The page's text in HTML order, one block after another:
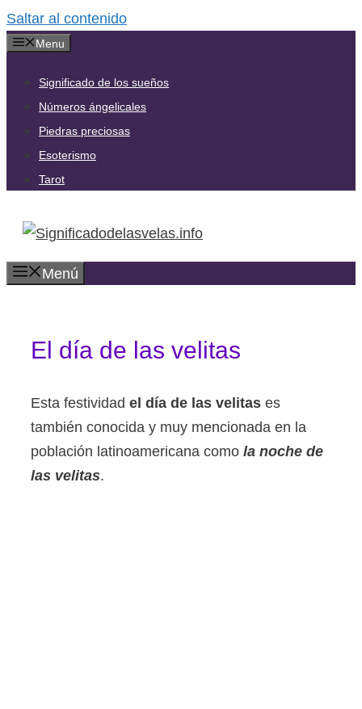
Saltar al contenido
Menu
Significado de los sueños
Números ángelicales
Piedras preciosas
Esoterismo
Tarot
Menú
El día de las velitas
Esta festividad el día de las velitas es
también conocida y muy mencionada en la
población latinoamericana como la noche de
las velitas.